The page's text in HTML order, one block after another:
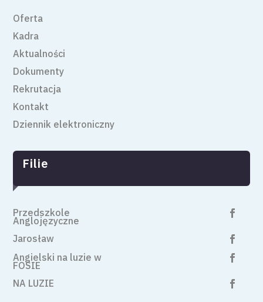
Oferta
Kadra
Aktualności
Dokumenty
Rekrutacja
Kontakt
Dziennik elektroniczny
Filie
Przedszkole
Anglojęzyczne

Jarosław 
Angielski na luzie w
FOSIE

NA LUZIE 